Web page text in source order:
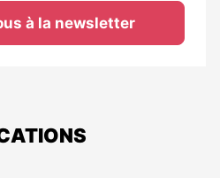
à la newsletter